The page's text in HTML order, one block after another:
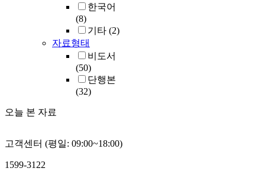
한국어
(8)
기타 (2)
자료형태
비도서
(50)
단행본
(32)
오늘 본 자료
고객센터 (평일: 09:00~18:00)
1599-3122